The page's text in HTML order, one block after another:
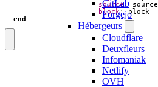
GitLab
Forgejo
Hébergeurs
Cloudflare
Deuxfleurs
Infomaniak
Netlify
OVH
source : source
block: block
end